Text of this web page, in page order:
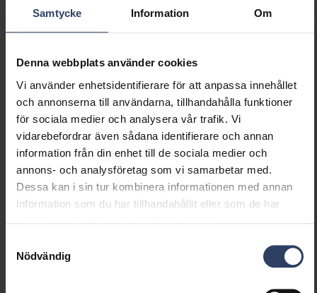
Samtycke Information Om
Denna webbplats använder cookies
Vi använder enhetsidentifierare för att anpassa innehållet
och annonserna till användarna, tillhandahålla funktioner
för sociala medier och analysera vår trafik. Vi
vidarebefordrar även sådana identifierare och annan
information från din enhet till de sociala medier och
annons- och analysföretag som vi samarbetar med.
Dessa kan i sin tur kombinera informationen med annan
information som du har tillhandahållit eller som de har
Nödvändig
Dimmer med tryckknapp
Dimmerfunktion saknas
Konstant ljusflöde (CLO)
Med rörelsesensor
Nej
Med närvaroindikator
Nej
Med ljussensor
Nej
Bluetoothstyrd
Nej
Kompatibel med Apple
HomeKit
Nej
Kompatibel med Google
Assistant
Nej
Kompatibel med Casambi